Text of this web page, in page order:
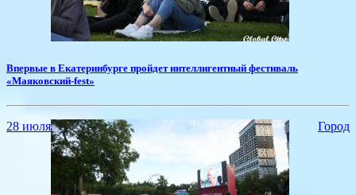
Впервые в Екатеринбурге пройдет интеллигентный фестиваль
«Маяковский-fest»
28 июля Город